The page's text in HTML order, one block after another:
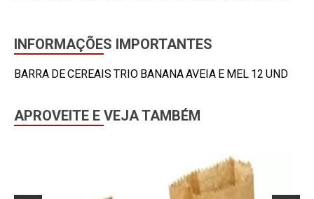
INFORMAÇÕES IMPORTANTES
BARRA DE CEREAIS TRIO BANANA AVEIA E MEL 12 UND
APROVEITE E VEJA TAMBÉM